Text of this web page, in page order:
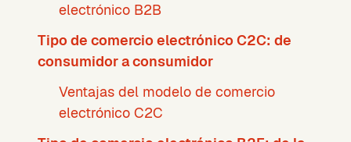
electrónico B2B
Tipo de comercio electrónico C2C: de
consumidor a consumidor
Ventajas del modelo de comercio
electrónico C2C